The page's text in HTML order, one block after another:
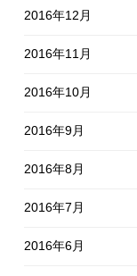
2016年12月
2016年11月
2016年10月
2016年9月
2016年8月
2016年7月
2016年6月